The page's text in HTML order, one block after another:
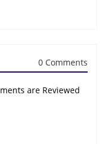
0 Comments
are Reviewed